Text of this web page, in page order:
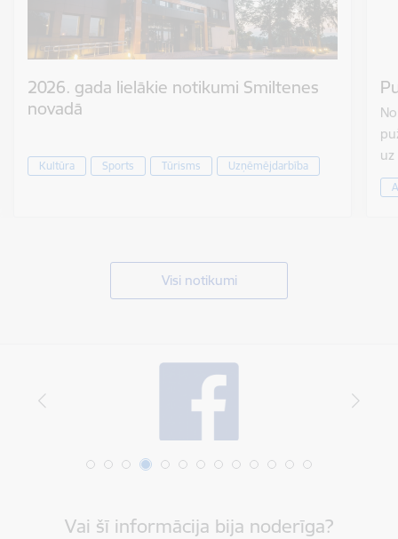
2026. gada lielākie notikumi Smiltenes
novadā
Kultūra Sports Tūrisms Uzņēmējdarbība
Visi notikumi
Vai šī informācija bija noderīga?